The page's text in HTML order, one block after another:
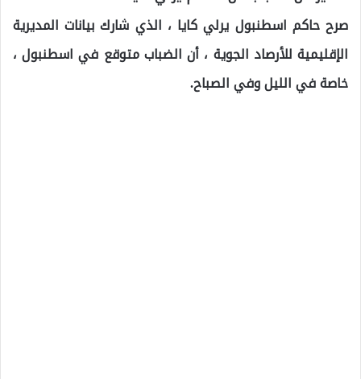
صرح حاكم اسطنبول يرلي كايا ، الذي شارك بيانات المديرية
الإقليمية للأرصاد الجوية ، أن الضباب متوقع في اسطنبول ،
خاصة في الليل وفي الصباح.